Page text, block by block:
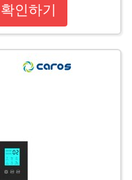
인하기